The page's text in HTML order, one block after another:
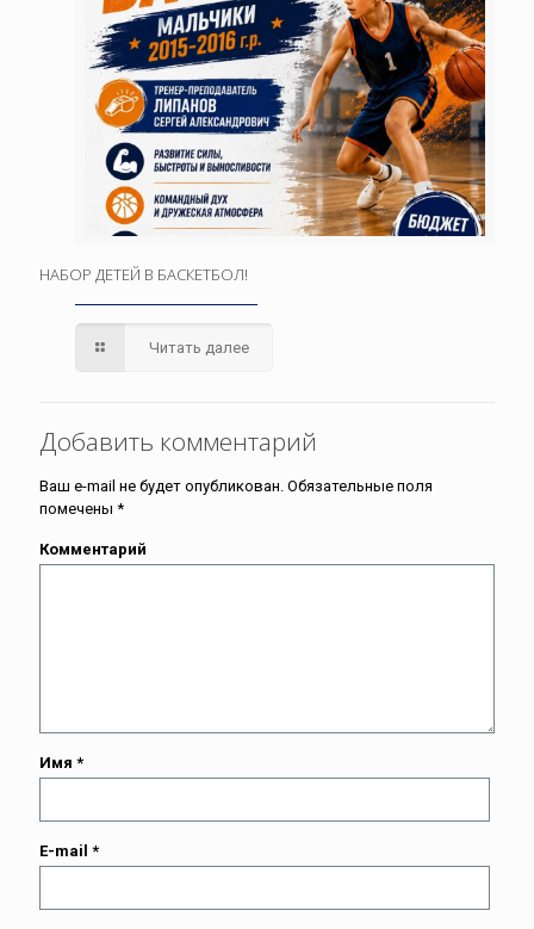
НАБОР ДЕТЕЙ В БАСКЕТБОЛ!
Читать далее
Добавить комментарий
Ваш e-mail не будет опубликован. Обязательные поля
помечены *
Комментарий
Имя *
E-mail *